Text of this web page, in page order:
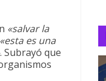
«salvar la
«esta es una
. Subrayó que